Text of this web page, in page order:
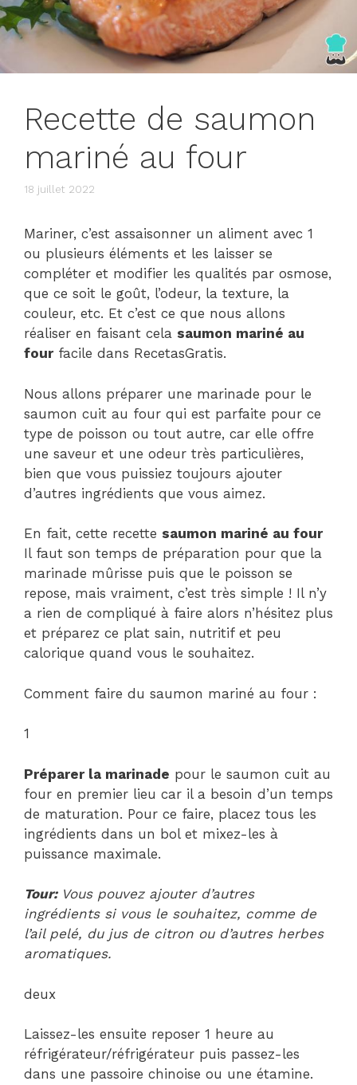
Recette de saumon
mariné au four
18 juillet 2022
Mariner, c’est assaisonner un aliment avec 1
ou plusieurs éléments et les laisser se
compléter et modifier les qualités par osmose,
que ce soit le goût, l’odeur, la texture, la
couleur, etc. Et c’est ce que nous allons
réaliser en faisant cela saumon mariné au
fourfacile dans RecetasGratis.
Nous allons préparer une marinade pour le
saumon cuit au four qui est parfaite pour ce
type de poisson ou tout autre, car elle offre
une saveur et une odeur très particulières,
bien que vous puissiez toujours ajouter
d’autres ingrédients que vous aimez.
En fait, cette recette saumon mariné au four
Il faut son temps de préparation pour que la
marinade mûrisse puis que le poisson se
repose, mais vraiment, c’est très simple ! Il n’y
a rien de compliqué à faire alors n’hésitez plus
et préparez ce plat sain, nutritif et peu
calorique quand vous le souhaitez.
Comment faire du saumon mariné au four :
1
Préparer la marinade pour le saumon cuit au
four en premier lieu car il a besoin d’un temps
de maturation. Pour ce faire, placez tous les
ingrédients dans un bol et mixez-les à
puissance maximale.
Tour:Vous pouvez ajouter d’autres
ingrédients si vous le souhaitez, comme de
l’ail pelé, du jus de citron ou d’autres herbes
aromatiques.
deux
Laissez-les ensuite reposer 1 heure au
réfrigérateur/réfrigérateur puis passez-les
dans une passoire chinoise ou une étamine.